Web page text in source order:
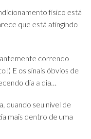
físico está
que está atingindo
correndo
E os sinais óbvios de
dia a dia…
quando seu nível de
mais dentro de uma